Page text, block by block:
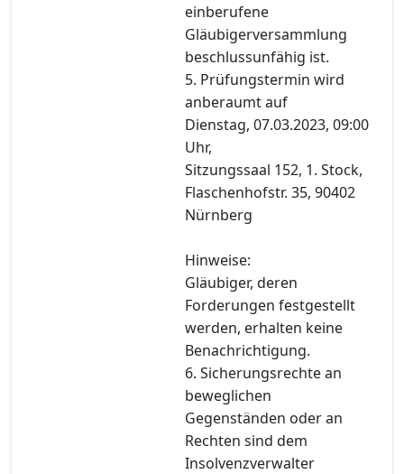
einberufene
Gläubigerversammlung
beschlussunfähig ist.
5. Prüfungstermin wird
anberaumt auf
Dienstag, 07.03.2023, 09:00
Uhr,
Sitzungssaal 152, 1. Stock,
Flaschenhofstr. 35, 90402
Nürnberg
Hinweise:
Gläubiger, deren
Forderungen festgestellt
werden, erhalten keine
Benachrichtigung.
6. Sicherungsrechte an
beweglichen
Gegenständen oder an
Rechten sind dem
Insolvenzverwalter